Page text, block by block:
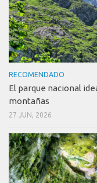
RECOMENDADO
El parque nacional
montañas
27 JUN, 2026